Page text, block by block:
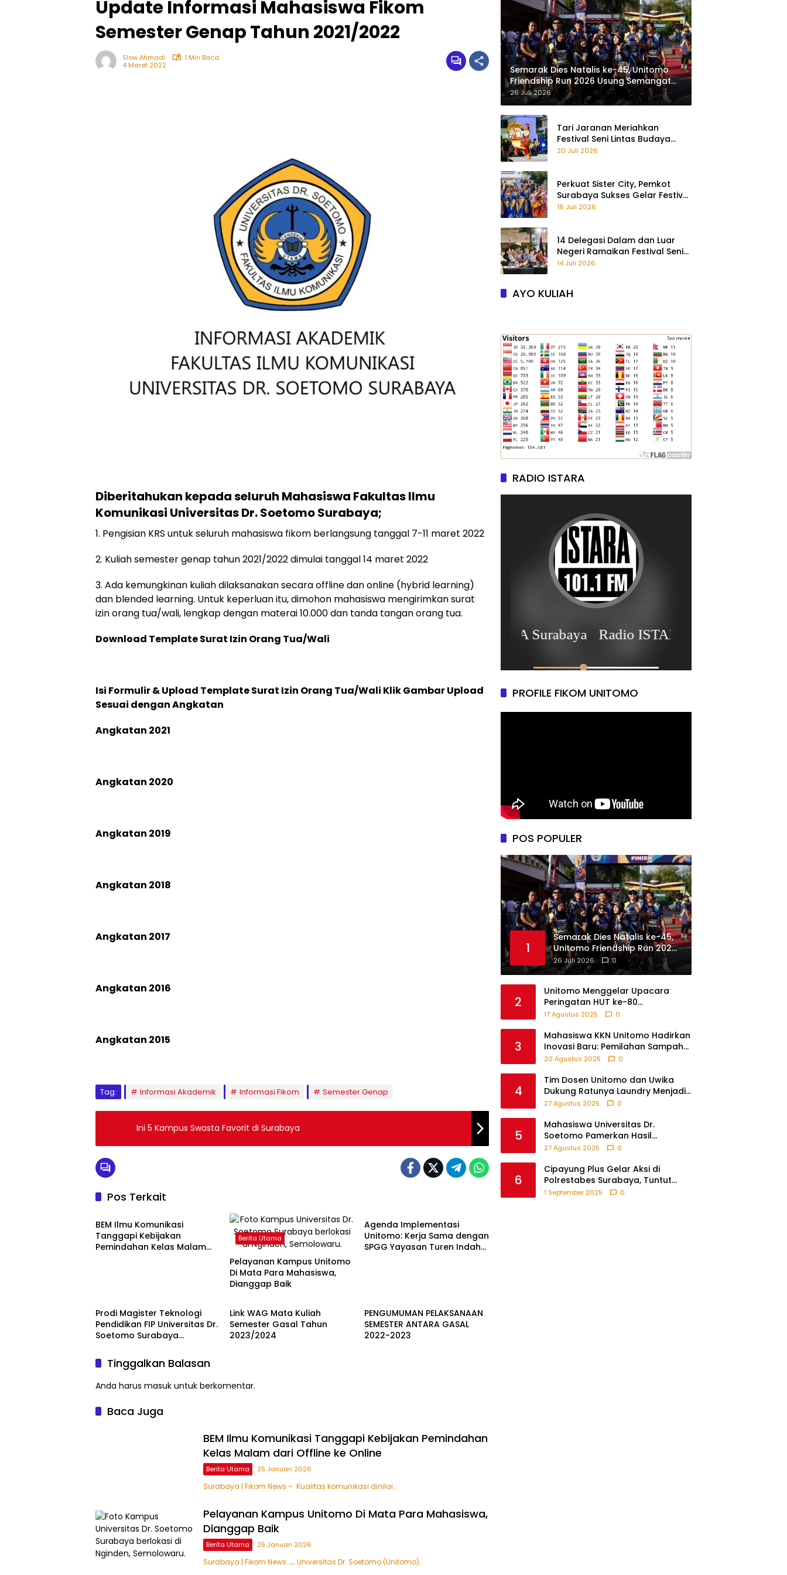
Update Informasi Mahasiswa Fikom
Semester Genap Tahun 2021/2022
Slow Ahmadi
1 Min Baca
4 Maret 2022
Diberitahukan kepada seluruh Mahasiswa Fakultas Ilmu
Komunikasi Universitas Dr. Soetomo Surabaya;
1. Pengisian KRS untuk seluruh mahasiswa fikom berlangsung tanggal 7-11 maret 2022
2. Kuliah semester genap tahun 2021/2022 dimulai tanggal 14 maret 2022
3. Ada kemungkinan kuliah dilaksanakan secara offline dan online (hybrid learning)
dan blended learning. Untuk keperluan itu, dimohon mahasiswa mengirimkan surat
izin orang tua/wali, lengkap dengan materai 10.000 dan tanda tangan orang tua.
Download Template Surat Izin Orang Tua/Wali
Isi Formulir & Upload Template Surat Izin Orang Tua/Wali Klik Gambar Upload
Sesuai dengan Angkatan
Angkatan 2021
Angkatan 2020
Angkatan 2019
Angkatan 2018
Angkatan 2017
Angkatan 2016
Angkatan 2015
Tag: Informasi Akademik Informasi Fikom Semester Genap
Ini 5 Kampus Swasta Favorit di Surabaya
Pos Terkait
Berita Utama
BEM Ilmu Komunikasi
Tanggapi Kebijakan
Pemindahan Kelas Malam
Berita Utama
Pelayanan Kampus Unitomo
Di Mata Para Mahasiswa,
Dianggap Baik
Agenda Implementasi
Unitomo: Kerja Sama dengan
SPGG Yayasan Turen Indah
Prodi Magister Teknologi
Pendidikan FIP Universitas Dr.
Soetomo Surabaya
LAMDIK
Informasi Akademik
Link WAG Mata Kuliah
Semester Gasal Tahun
2023/2024
PENGUMUMAN PELAKSANAAN
SEMESTER ANTARA GASAL
2022-2023
Tinggalkan Balasan
Anda harus masuk untuk berkomentar.
Baca Juga
BEM Ilmu Komunikasi Tanggapi Kebijakan Pemindahan
Kelas Malam dari Offline ke Online
Berita Utama 25 Januari 2026
Surabaya | Fikom News – Kualitas komunikasi dinilai…
Pelayanan Kampus Unitomo Di Mata Para Mahasiswa,
Dianggap Baik
Berita Utama 25 Januari 2026
Surabaya | Fikom News ㅡ Universitas Dr. Soetomo (Unitomo)…
Semarak Dies Natalis ke-45, Unitomo
Friendship Run 2026 Usung Semangat
“Mlayu Bareng, Sehat Bareng”
26 Juli 2026
Tari Jaranan Meriahkan
Festival Seni Lintas Budaya
2026 di Surabaya
20 Juli 2026
Perkuat Sister City, Pemkot
Surabaya Sukses Gelar Festival
Remo Yosakoi 2026
16 Juli 2026
14 Delegasi Dalam dan Luar
Negeri Ramaikan Festival Seni
Lintas Budaya 2026
14 Juli 2026
AYO KULIAH
RADIO ISTARA
PROFILE FIKOM UNITOMO
POS POPULER
1
Semarak Dies Natalis ke-45,
Unitomo Friendship Run 2026
Usung Semangat “Mlayu
Bareng, Sehat Bareng”
26 Juli 2026 0
2
Unitomo Menggelar Upacara
Peringatan HUT ke-80
Kemerdekaan RI Bersama Warga
17 Agustus 2025 0
3
Mahasiswa KKN Unitomo Hadirkan
Inovasi Baru: Pemilahan Sampah
Sebelum Setor, Anak-anak Turut
Desa Tanjungsari Probolinggo
20 Agustus 2025 0
4
Tim Dosen Unitomo dan Uwika
Dukung Ratunya Laundry Menjadi
Contoh UMKM Berbasis Teknologi
27 Agustus 2025 0
5
Mahasiswa Universitas Dr.
Soetomo Pamerkan Hasil
Pengabdian melalui Expo KKN di
27 Agustus 2025 0
6
Cipayung Plus Gelar Aksi di
Polrestabes Surabaya, Tuntut
Keadilan atas Kematian
1 September 2025 0